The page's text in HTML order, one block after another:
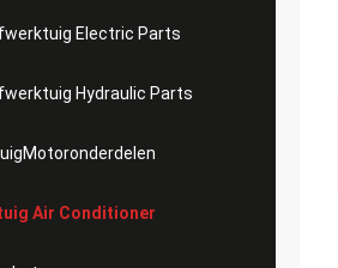
Electric Parts
Hydraulic Parts
Air Conditioner